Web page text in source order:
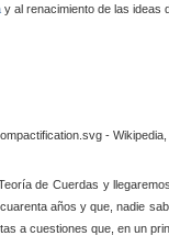
y al renacimiento de las ideas
de Cuerdas y
años y que, nadie
a cuestiones que, en un